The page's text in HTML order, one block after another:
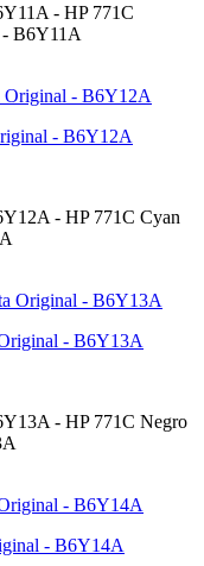
- HP 771C
- B6Y11A
- B6Y12A
- HP 771C Cyan
- B6Y13A
- HP 771C Negro
- B6Y14A